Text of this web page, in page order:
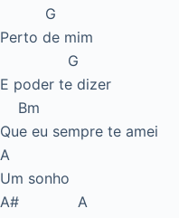
G
Perto de mim
G
E poder te dizer
Bm
Que eu sempre te amei
A
Um sonho
A# A